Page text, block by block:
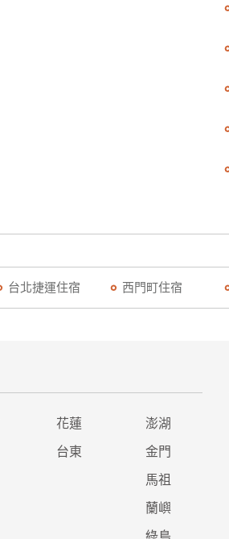
台北捷運住宿 西門町住宿
花蓮 澎湖
台東 金門
馬祖
蘭嶼
綠島